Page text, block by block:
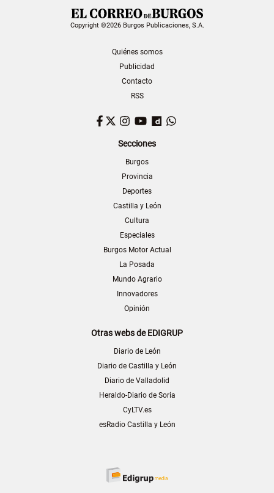
Copyright ©2026 Burgos Publicaciones, S.A.
Quiénes somos
Publicidad
Contacto
RSS
Facebook
TwitterInstagram
YouTubeDailymotion
Secciones
Burgos
Provincia
Deportes
Castilla y León
Cultura
Especiales
Burgos Motor Actual
La Posada
Mundo Agrario
Innovadores
Opinión
Otras webs de EDIGRUP
Diario de León
Diario de Castilla y León
Diario de Valladolid
Heraldo-Diario de Soria
CyLTV.es
esRadio Castilla y León